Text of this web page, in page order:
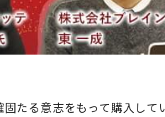
たる意志をもって購入し